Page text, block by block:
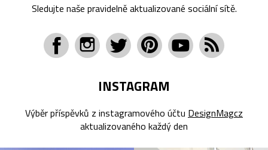
Sledujte naše pravidelně aktualizované sociální sítě.
INSTAGRAM
Výběr příspěvků z instagramového účtu DesignMagcz
aktualizovaného každý den